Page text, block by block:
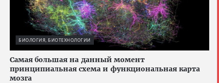
БИОЛОГИЯ, БИОТЕХНОЛОГИИ
Cамая большая на данный момент
принципиальная схема и функциональная карта
мозга